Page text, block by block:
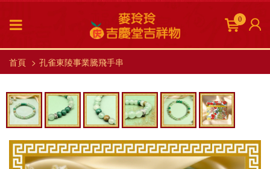
0
首頁 孔雀東陵事業騰飛手串